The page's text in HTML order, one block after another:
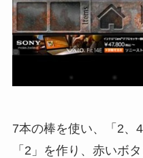
7本の棒を使い、「2、
「2」を作り、赤いボ